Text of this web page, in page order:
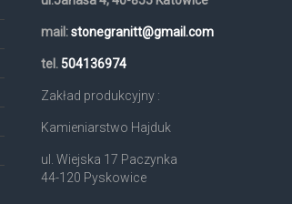
mail:stonegranitt@gmail.com
tel. 504136974
Zakład produkcyjny :
Kamieniarstwo Hajduk
ul. Wiejska 17 Paczynka
44-120 Pyskowice